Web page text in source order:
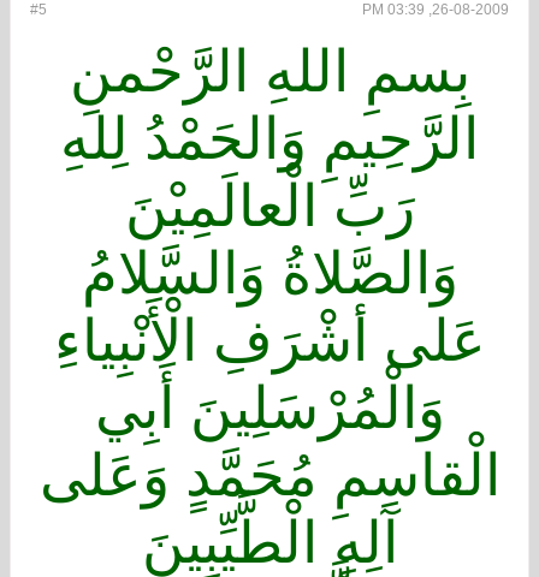
#5 26-08-2009, 03:39 PM
بِسمِ اللهِ الرَّحْمنِ
الرَّحِيمِ وَالحَمْدُ لِلهِ
رَبِّ الْعالَمِيْنَ
وَالصَّلاةُ وَالسَّلامُ
عَلى أشْرَفِ الْأَنْبِياءِ
وَالْمُرْسَلِينَ أَبِي
الْقاسِمِ مُحَمَّدٍ وَعَلى
آلِهِ الْطَّيِّبِينَ